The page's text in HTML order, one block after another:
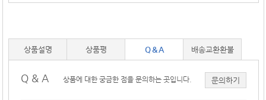
상품설명 상품평 Q & A 배송교환환불
Q & A 상품에 대한 궁금한 점을 문의하는 곳입니다. 문의하기